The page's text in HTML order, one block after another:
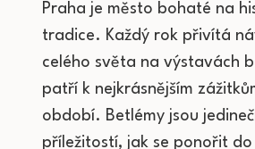
Praha je město bohaté na
tradice. Každý rok přivítá
celého světa na výstavách
patří k nejkrásnějším
období. Betlémy jsou
příležitostí, jak se ponořit do